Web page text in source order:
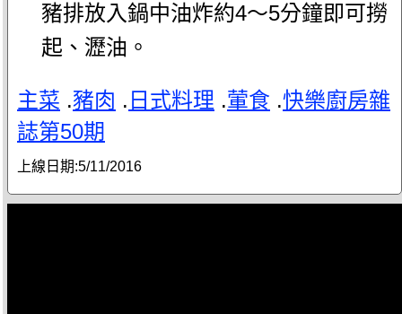
豬排放入鍋中油炸約4～5分鐘即可撈
起、瀝油。
主菜 .豬肉 . 日式料理 .葷食 .快樂廚房雜
誌第50期
上線日期:5/11/2016